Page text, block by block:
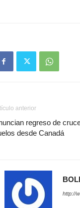
anterior
regreso de
desde Canadá
http://